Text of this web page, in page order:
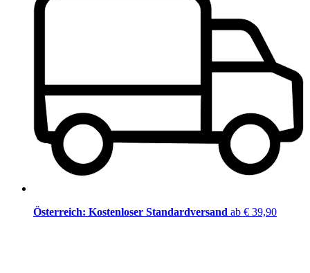
Österreich: Kostenloser Standardversand ab € 39,90